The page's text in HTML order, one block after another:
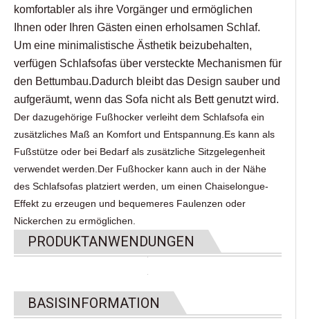
komfortabler als ihre Vorgänger und ermöglichen
Ihnen oder Ihren Gästen einen erholsamen Schlaf.
Um eine minimalistische Ästhetik beizubehalten,
verfügen Schlafsofas über versteckte Mechanismen für
den Bettumbau.Dadurch bleibt das Design sauber und
aufgeräumt, wenn das Sofa nicht als Bett genutzt wird.
Der dazugehörige Fußhocker verleiht dem Schlafsofa ein
zusätzliches Maß an Komfort und Entspannung.Es kann als
Fußstütze oder bei Bedarf als zusätzliche Sitzgelegenheit
verwendet werden.Der Fußhocker kann auch in der Nähe
des Schlafsofas platziert werden, um einen Chaiselongue-
Effekt zu erzeugen und bequemeres Faulenzen oder
Nickerchen zu ermöglichen.
PRODUKTANWENDUNGEN
BASISINFORMATION